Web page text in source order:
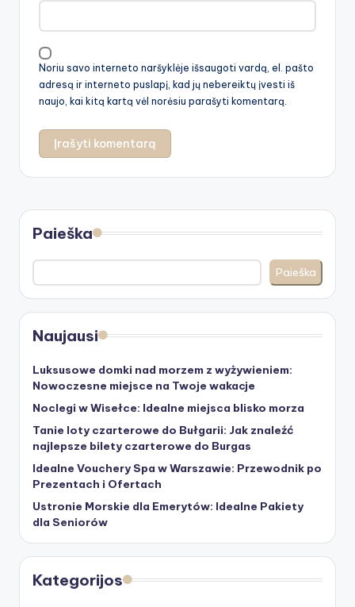
Noriu savo interneto naršyklėje išsaugoti vardą, el. pašto
adresą ir interneto puslapį, kad jų nebereiktų įvesti iš
naujo, kai kitą kartą vėl norėsiu parašyti komentarą.
Paieška
Paieška
Naujausi
Luksusowe domki nad morzem z wyżywieniem:
Nowoczesne miejsce na Twoje wakacje
Noclegi w Wisełce: Idealne miejsca blisko morza
Tanie loty czarterowe do Bułgarii: Jak znaleźć
najlepsze bilety czarterowe do Burgas
Idealne Vouchery Spa w Warszawie: Przewodnik po
Prezentach i Ofertach
Ustronie Morskie dla Emerytów: Idealne Pakiety
dla Seniorów
Kategorijos